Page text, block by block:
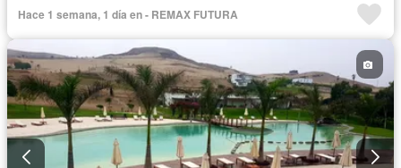
Hace 1 semana, 1 día en - REMAX FUTURA